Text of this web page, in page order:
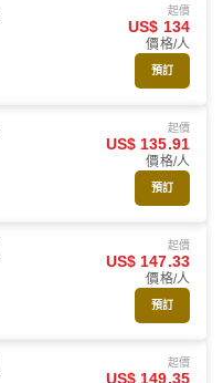
起價
US$ 134
價格/人
預訂
起價
US$ 135.91
價格/人
預訂
起價
US$ 147.33
價格/人
預訂
起價
US$ 149.35